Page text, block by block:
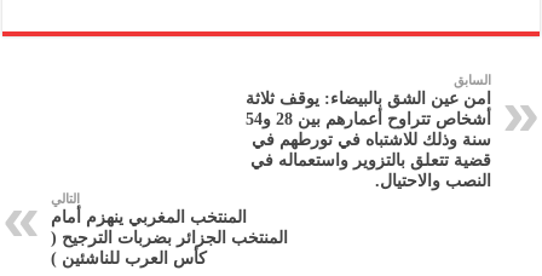
السابق
امن عين الشق بالبيضاء: يوقف ثلاثة
أشخاص تتراوح أعمارهم بين 28 و54
سنة وذلك للاشتباه في تورطهم في
قضية تتعلق بالتزوير واستعماله في
النصب والاحتيال.
التالي
المنتخب المغربي ينهزم أمام
المنتخب الجزائر بضربات الترجيح (
كأس العرب للناشئين )